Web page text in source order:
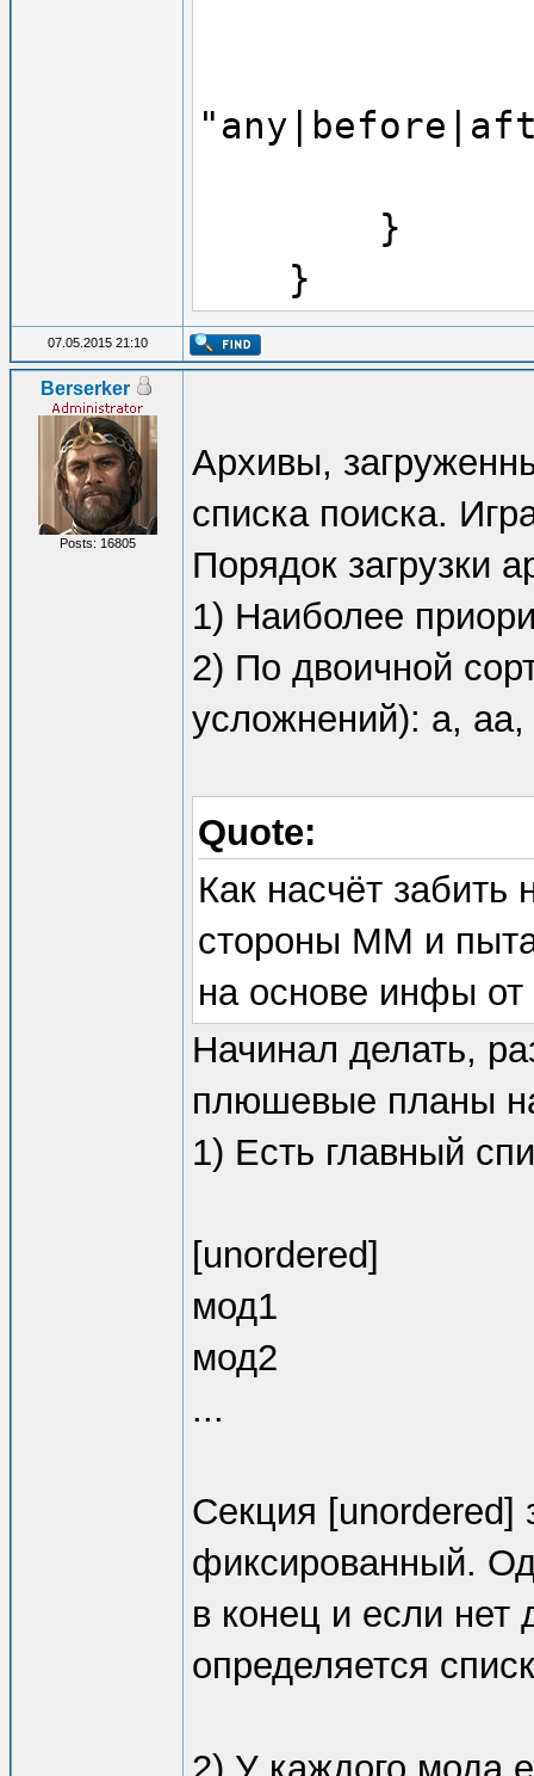
}
}
07.05.2015 21:10
Berserker
Posts: 16805
Архивы,
списка поиска.
Порядок загрузки
1) Наиболее
2) По двоичной
усложнений): a,
Quote:
Как насчёт забить
стороны ММ и
на основе инфы
Начинал делать,
плюшевые планы
1) Есть главный
[unordered]
мод1
мод2
...
Секция [unordered]
фиксированный.
в конец и если нет
определяется